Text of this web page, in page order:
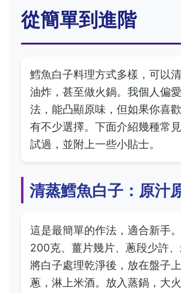
從簡單到進階
鱈魚白子料理方式多樣，可以清
油炸，甚至做火鍋。我個人偏
法，能凸顯原味，但如果你喜
有不少選擇。下面介紹幾種常
試過，並附上一些小貼士。
清蒸鱈魚白子：原汁
這是最簡單的作法，適合新手
200克、薑片幾片、蔥段少許、
將白子處理乾淨後，放在盤子
蔥，淋上米酒。放入蒸鍋，大